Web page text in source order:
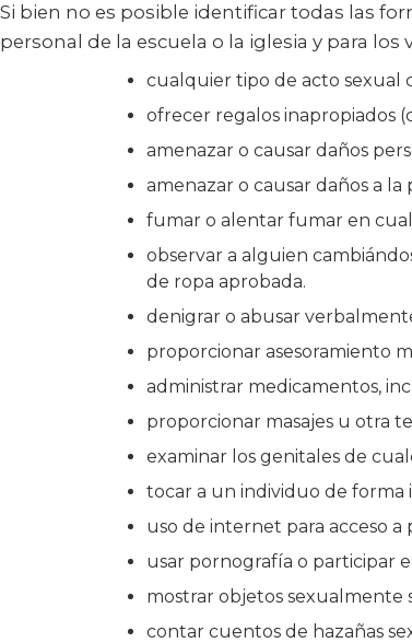
Si bien no es posible identificar todas las
personal de la escuela o la iglesia y para
cualquier tipo de acto sexual
ofrecer regalos inapropiados
amenazar o causar daños
amenazar o causar daños a la
fumar o alentar fumar en
observar a alguien
de ropa aprobada.
denigrar o abusar
proporcionar asesoramiento
administrar medicamentos,
proporcionar masajes u otra
examinar los genitales de
tocar a un individuo de forma
uso de internet para acceso a
usar pornografía o participar
mostrar objetos sexualmente
contar cuentos de hazañas